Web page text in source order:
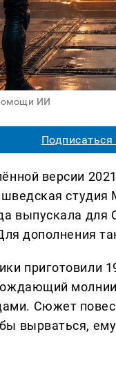
ИИ
версии
студия
выпускала для
дополнения
приготовили
Сюжет
вырваться,